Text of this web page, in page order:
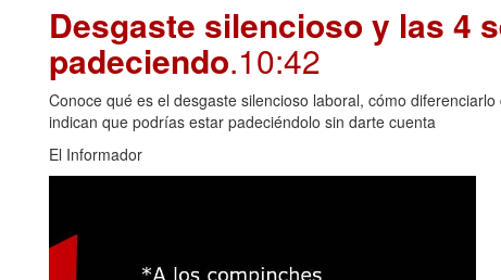
Desgaste silencioso y las 4
padeciendo.10:42
Conoce qué es el desgaste silencioso laboral, cómo
indican que podrías estar padeciéndolo sin darte cuenta
El Informador